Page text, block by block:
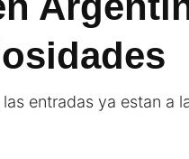
entradas ya estan a